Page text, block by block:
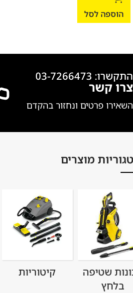
הוספה לסל
התקשרו: 03-7266473
צרו קשר
השאירו פרטים ונחזור בהקדם
מוצרים
שטיפה
בלחץ
קיטוריות